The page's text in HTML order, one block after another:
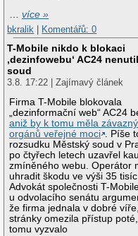
…více »
bkralik
Komentářů: 0
T-Mobile nikdo k blokaci
‚dezinfowebu‘ AC24
soud
3.8. 17:22 | Zajímavý článek
Firma T-Mobile blokovala
„dezinformační web“ AC24
aniž by k tomu měla
orgánů veřejné moci . Píše
rozsudku Městský soud v
po čtyřech letech uzavřel
zmíněného webu. Operátor
uhradit škodu ve výši 35
Advokát společnosti T-
u odvolacího senátu
že firma jednala v dobré
stránky omezila přístup
tomu vyzvalo